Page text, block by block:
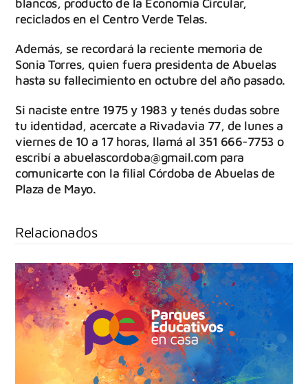
reciclados en el Centro Verde Telas.
Además, se recordará la reciente memoria de
Sonia Torres, quien fuera presidenta de Abuelas
hasta su fallecimiento en octubre del año pasado.
Si naciste entre 1975 y 1983 y tenés dudas sobre
tu identidad, acercate a Rivadavia 77, de lunes a
viernes de 10 a 17 horas, llamá al 351 666-7753 o
escribí a abuelascordoba@gmail.com para
comunicarte con la filial Córdoba de Abuelas de
Plaza de Mayo.
Relacionados